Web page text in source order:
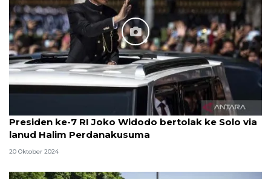
Presiden ke-7 RI Joko Widodo bertolak ke Solo via
lanud Halim Perdanakusuma
20 Oktober 2024